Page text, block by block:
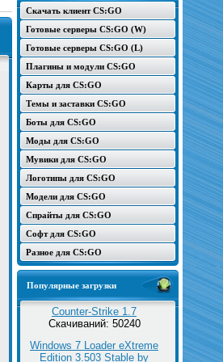
Скачать клиент CS:GO
Готовые серверы CS:GO (W)
Готовые серверы CS:GO (L)
Плагины и модули CS:GO
Карты для CS:GO
Темы и заставки CS:GO
Боты для CS:GO
Моды для CS:GO
Мувики для CS:GO
Логотипы для CS:GO
Модели для CS:GO
Спрайты для CS:GO
Софт для CS:GO
Разное для CS:GO
Популярные загрузки
Counter-Strike 1.7
Скачиваний: 50240
Windows 7 Loader eXtreme
Edition 3.503 Stable by